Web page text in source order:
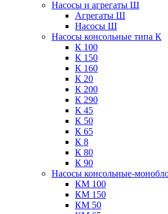
Насосы и агрегаты Ш
Агрегаты Ш
Насосы Ш
Насосы консольные типа К
К 100
К 150
К 160
К 20
К 200
К 290
К 45
К 50
К 65
К 8
К 80
К 90
Насосы консольные-
КМ 100
КМ 150
КМ 50